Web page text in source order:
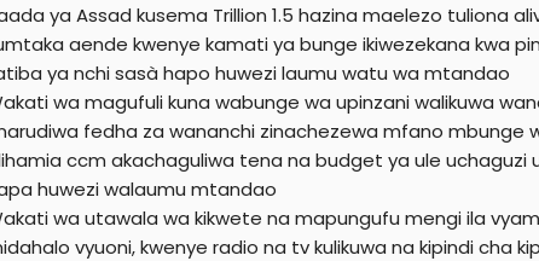
ya Assad kusema Trillion 1.5 hazina maelezo tuliona
aende kwenye kamati ya bunge ikiwezekana kwa
ya nchi sasà hapo huwezi laumu watu wa mtandao
wa magufuli kuna wabunge wa upinzani walikuwa
fedha za wananchi zinachezewa mfano mbunge
ccm akachaguliwa tena na budget ya ule uchaguzi
huwezi walaumu mtandao
wa utawala wa kikwete na mapungufu mengi ila
vyuoni, kwenye radio na tv kulikuwa na kipindi cha